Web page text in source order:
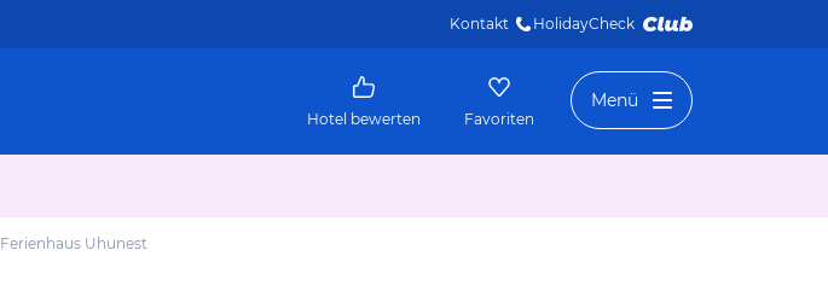
Kontakt HolidayCheck
Hotel bewerten Favoriten
Menü
Ferienhaus Uhunest